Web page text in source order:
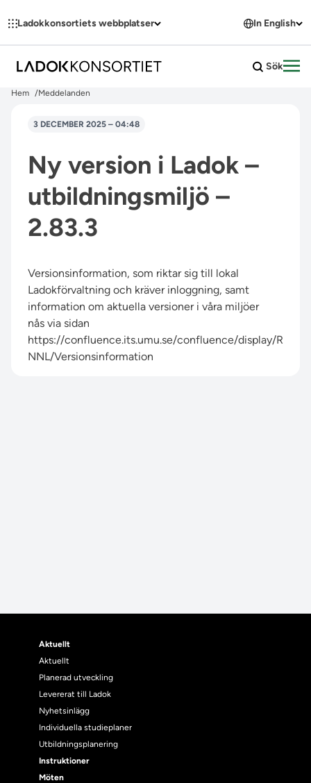
Ladokkonsortiets webbplatser In English
Sök
Hem Meddelanden
3 DECEMBER 2025 – 04:48
Ny version i Ladok –
utbildningsmiljö –
2.83.3
Versionsinformation, som riktar sig till lokal
Ladokförvaltning och kräver inloggning, samt
information om aktuella versioner i våra miljöer
nås via sidan
https://confluence.its.umu.se/confluence/display/R
NNL/Versionsinformation
Aktuellt
Aktuellt
Planerad utveckling
Levererat till Ladok
Nyhetsinlägg
Individuella studieplaner
Utbildningsplanering
Instruktioner
Möten